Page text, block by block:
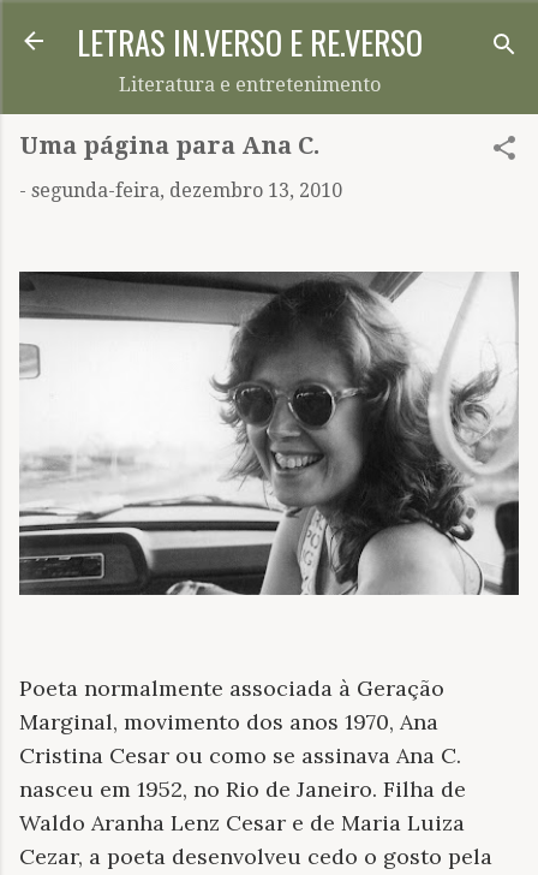
Pular para o conteúdo principal
LETRAS IN.VERSO E RE.VERSO
Literatura e entretenimento
Uma página para Ana C.
- segunda-feira, dezembro 13, 2010
Poeta normalmente associada à Geração
Marginal, movimento dos anos 1970, Ana
Cristina Cesar ou como se assinava Ana C.
nasceu em 1952, no Rio de Janeiro. Filha de
Waldo Aranha Lenz Cesar e de Maria Luiza
Cezar, a poeta desenvolveu cedo o gosto pela